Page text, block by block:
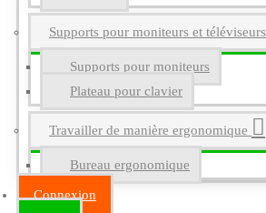
Supports pour moniteurs et téléviseurs
Supports pour moniteurs
Plateau pour clavier
Travailler de manière ergonomique
Bureau ergonomique
Connexion